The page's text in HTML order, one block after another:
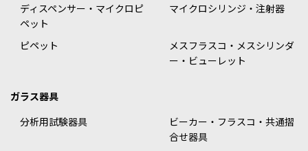
ディスペンサー・マイクロピ
ペット
マイクロシリンジ・注射器
ピペット
メスフラスコ・メスシリンダ
ー・ビューレット
ガラス器具
分析用試験器具
ビーカー・フラスコ・共通摺
合せ器具